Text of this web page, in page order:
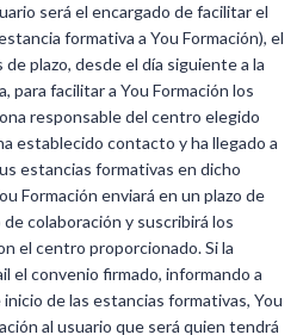
será el encargado de facilitar el
formativa a You Formación), el
plazo, desde el día siguiente a la
para facilitar a You Formación los
responsable del centro elegido
establecido contacto y ha llegado a
estancias formativas en dicho
Formación enviará en un plazo de
colaboración y suscribirá los
el centro proporcionado. Si la
el convenio firmado, informando a
de las estancias formativas, You
al usuario que será quien tendrá